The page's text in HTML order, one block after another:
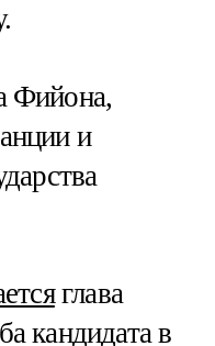
Фийона,
и
глава
кандидата в